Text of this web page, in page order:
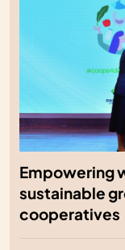
Empowering
sustainable
cooperatives